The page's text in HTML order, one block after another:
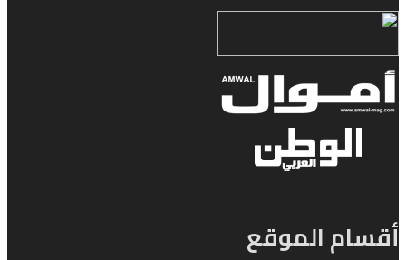
أقسام الموقع